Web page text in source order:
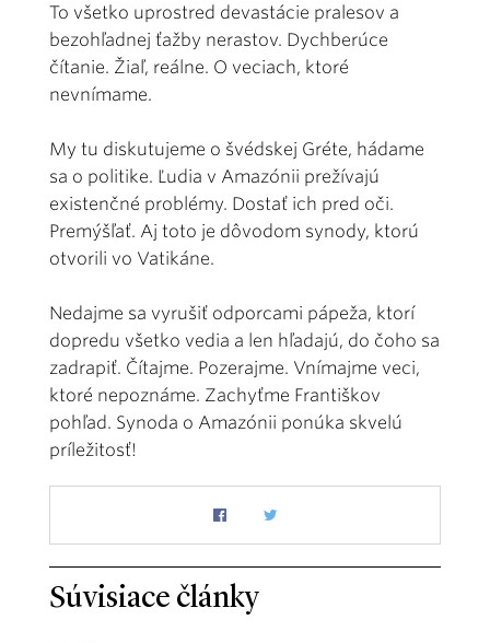
To všetko uprostred devastácie pralesov a
bezohľadnej ťažby nerastov. Dychberúce
čítanie. Žiaľ, reálne. O veciach, ktoré
nevnímame.
My tu diskutujeme o švédskej Gréte, hádame
sa o politike. Ľudia v Amazónii prežívajú
existenčné problémy. Dostať ich pred oči.
Premýšľať. Aj toto je dôvodom synody, ktorú
otvorili vo Vatikáne.
Nedajme sa vyrušiť odporcami pápeža, ktorí
dopredu všetko vedia a len hľadajú, do čoho sa
zadrapiť. Čítajme. Pozerajme. Vnímajme veci,
ktoré nepoznáme. Zachyťme Františkov
pohľad. Synoda o Amazónii ponúka skvelú
príležitosť!
Súvisiace články